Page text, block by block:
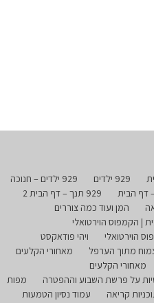
929 ילדים
929 ילדים – חנוכה
929 תנך – דף הבית 2
המן ועוד כמה צוררים
| הקמפוס הוירטואלי
הוירטואלי
ויהי פודאקסט
מתוך הערפל
מאחורי הקלעים
מאחורי הקלעים
על פרשת השבוע וההפטרה
מפות
קריאה
עמוד נסיון הטמעות